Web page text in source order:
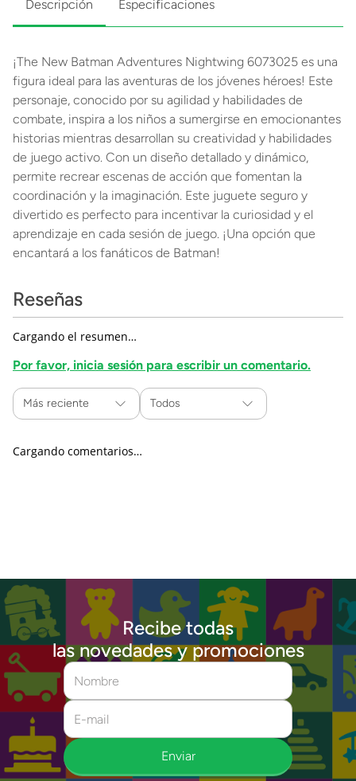
Descripción Especificaciones
¡The New Batman Adventures Nightwing 6073025 es una
figura ideal para las aventuras de los jóvenes héroes! Este
personaje, conocido por su agilidad y habilidades de
combate, inspira a los niños a sumergirse en emocionantes
historias mientras desarrollan su creatividad y habilidades
de juego activo. Con un diseño detallado y dinámico,
permite recrear escenas de acción que fomentan la
coordinación y la imaginación. Este juguete seguro y
divertido es perfecto para incentivar la curiosidad y el
aprendizaje en cada sesión de juego. ¡Una opción que
encantará a los fanáticos de Batman!
Reseñas
Cargando el resumen…
Por favor, inicia sesión para escribir un comentario.
Más reciente Todos
Cargando comentarios…
Recibe todas
las novedades y promociones
Enviar